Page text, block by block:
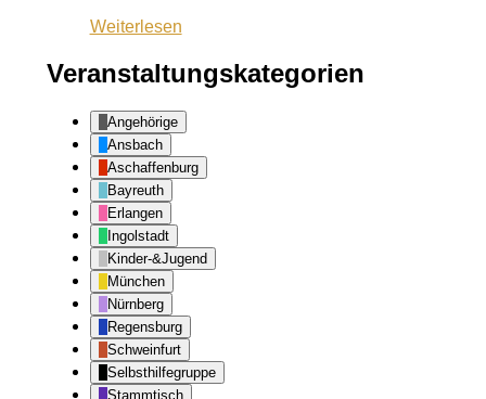
Dante-
München
Weiterlesen
Veranstaltungskategorien
Angehörige
Ansbach
Aschaffenburg
Bayreuth
Erlangen
Ingolstadt
Kinder-&Jugend
München
Nürnberg
Regensburg
Schweinfurt
Selbsthilfegruppe
Stammtisch